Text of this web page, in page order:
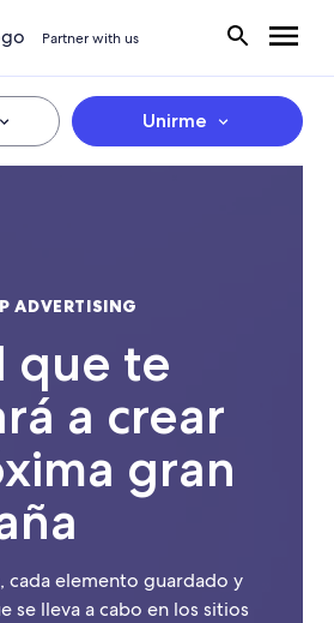
Partner with us
Unirme
ADVERTISING
que te
a crear
gran
cada elemento guardado y
se lleva a cabo en los sitios